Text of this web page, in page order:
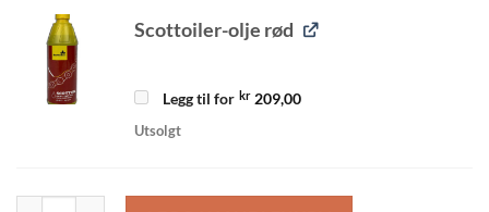
Scottoiler-olje rød
Legg til for kr 209,00
Utsolgt